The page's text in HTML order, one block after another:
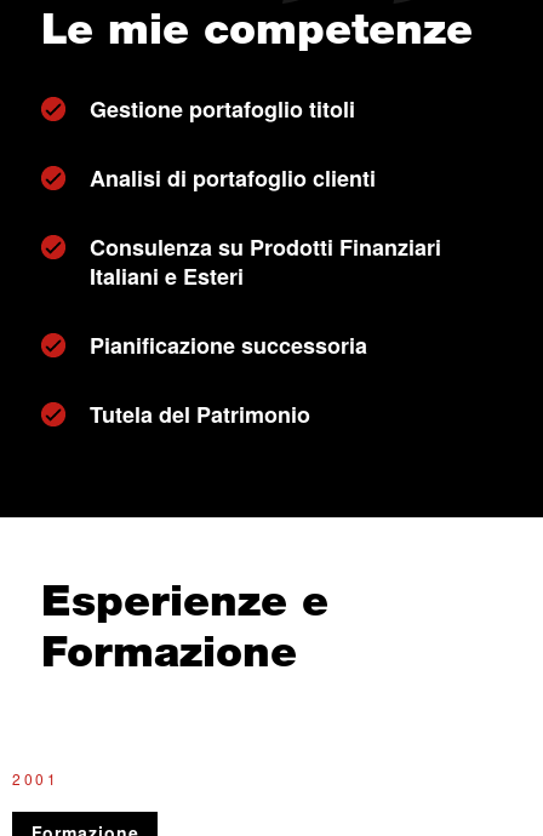
Le mie competenze
Gestione portafoglio titoli
Analisi di portafoglio clienti
Consulenza su Prodotti Finanziari
Italiani e Esteri
Pianificazione successoria
Tutela del Patrimonio
Esperienze e
Formazione
2001